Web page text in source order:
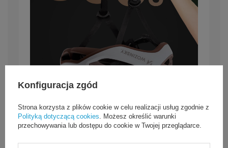
Konfiguracja zgód
Strona korzysta z plików cookie w celu realizacji usług zgodnie z
Polityką dotyczącą cookies . Możesz określić warunki
przechowywania lub dostępu do cookie w Twojej przeglądarce.